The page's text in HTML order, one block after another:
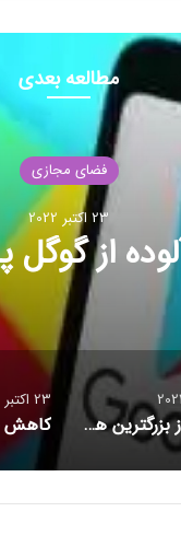
مطالعه بعدی
فضای مجازی
23 اکتبر 2022
۵ مورد از بزرگترین هک‌های تاریخ امنیت سایبری/ حلقه ازدواج هوشمندی که مراقب شماست/ احتمال بازبینی امنیتی آمریکا از قرارداد ماسک برای خرید توییتر
23 اکتبر 2022